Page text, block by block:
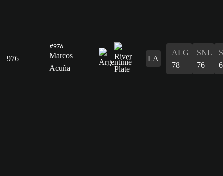
976
#976
Marcos
Acuña
LA
ALG
78
SNL
76